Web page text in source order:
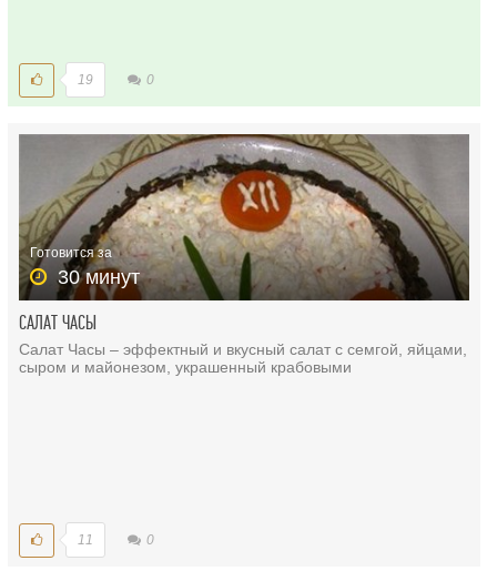
19 0
Готовится за
30 минут
САЛАТ ЧАСЫ
Салат Часы – эффектный и вкусный салат с семгой, яйцами,
сыром и майонезом, украшенный крабовыми
11 0